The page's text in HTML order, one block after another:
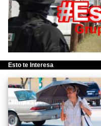
Esto te Interesa